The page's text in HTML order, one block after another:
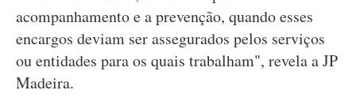
acompanhamento e a prevenção, quando esses
encargos deviam ser assegurados pelos serviços
ou entidades para os quais trabalham", revela a JP
Madeira.